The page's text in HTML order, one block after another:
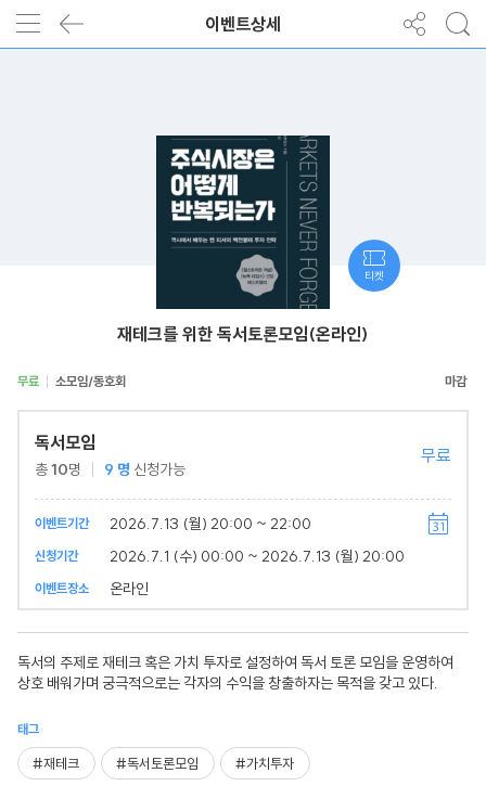
이벤트상세
재테크를 위한 독서토론모임(온라인)
무료 소모임/동호회
독서모임
총10명 9 명 신청가능
무료
이벤트기간 2026.7.13 (월) 20:00 ~ 22:00
신청기간 2026.7.1 (수) 00:00 ~ 2026.7.13 (월) 20:00
이벤트장소 온라인
독서의 주제로 재테크 혹은 가치 투자로 설정하여 독서 토론 모임을 운영하여
상호 배워가며 궁극적으로는 각자의 수익을 창출하자는 목적을 갖고 있다.
태그
#재테크 #독서토론모임 #가치투자
티켓